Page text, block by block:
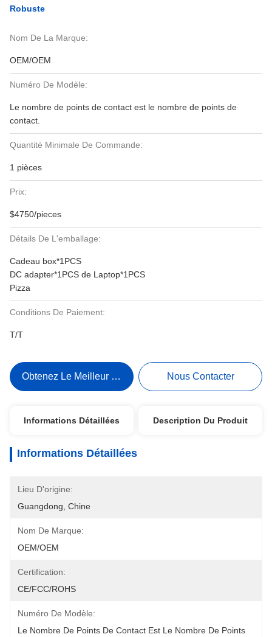
Robuste
Nom De La Marque:
OEM/OEM
Numéro De Modèle:
Le nombre de points de contact est le nombre de points de
contact.
Quantité Minimale De Commande:
1 pièces
Prix:
$4750/pieces
Détails De L'emballage:
Cadeau box*1PCS
DC adapter*1PCS de Laptop*1PCS
Pizza
Conditions De Paiement:
T/T
Obtenez Le Meilleur Prix Nous Contacter
Informations Détaillées Description Du Produit
Informations Détaillées
Lieu D'origine:
Guangdong, Chine
Nom De Marque:
OEM/OEM
Certification:
CE/FCC/ROHS
Numéro De Modèle:
Le Nombre De Points De Contact Est Le Nombre De Points